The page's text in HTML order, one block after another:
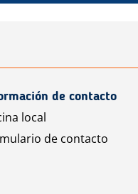
de contacto
local
de contacto